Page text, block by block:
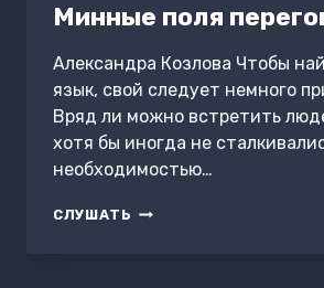
Минные поля
Александра Козлова Чтобы
язык, свой следует немного
Вряд ли можно встретить
хотя бы иногда не
необходимостью…
СЛУШАТЬ МИННЫЕ